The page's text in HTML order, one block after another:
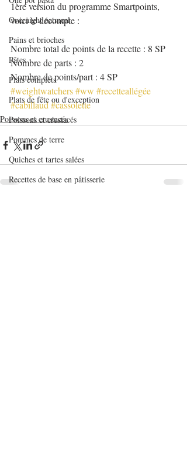
Overnight oatmeal
Pains et brioches
Pâtes
Plats complets
Plats de fête ou d'exception
Poissons et crustacés
Pommes de terre
Quiches et tartes salées
Recettes de base en pâtisserie
1ère version du programme Smartpoints,
voici le décompte :
Nombre total de points de la recette : 8 SP
Nombre de parts : 2
Nombre de points/part : 4 SP
#weightwatchers#ww #recetteallégée
#cabillaud#cassolette
Poissons et crustacés